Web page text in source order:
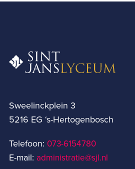
Sweelinckplein 3
5216 EG ‘s-Hertogenbosch
Telefoon: 073-6154780­
E-mail: administratie@sjl.nl